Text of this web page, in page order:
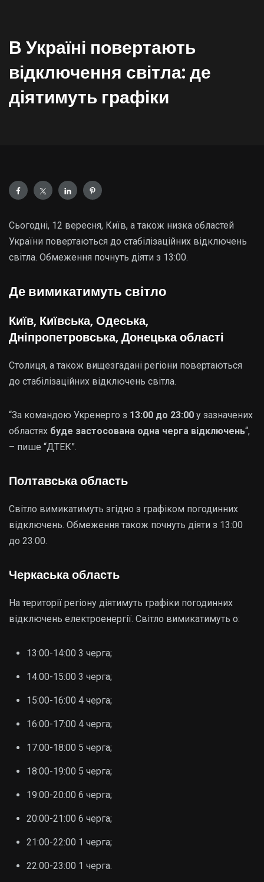
В Україні повертають
відключення світла: де
діятимуть графіки
Сьогодні, 12 вересня, Київ, а також низка областей
України повертаються до стабілізаційних відключень
світла. Обмеження почнуть діяти з 13:00.
Де вимикатимуть світло
Київ, Київська, Одеська,
Дніпропетровська, Донецька області
Столиця, а також вищезгадані регіони повертаються
до стабілізаційних відключень світла.
“За командою Укренерго з 13:00 до 23:00 у зазначених
областях буде застосована одна черга відключень“,
– пише “ДТЕК”.
Полтавська область
Світло вимикатимуть згідно з графіком погодинних
відключень. Обмеження також почнуть діяти з 13:00
до 23:00.
Черкаська область
На території регіону діятимуть графіки погодинних
відключень електроенергії. Світло вимикатимуть о:
13:00-14:00 3 черга;
14:00-15:00 3 черга;
15:00-16:00 4 черга;
16:00-17:00 4 черга;
17:00-18:00 5 черга;
18:00-19:00 5 черга;
19:00-20:00 6 черга;
20:00-21:00 6 черга;
21:00-22:00 1 черга;
22:00-23:00 1 черга.